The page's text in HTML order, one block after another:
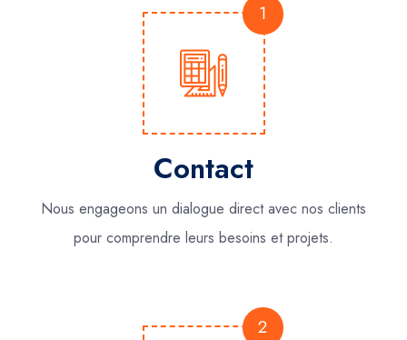
1
Contact
Nous engageons un dialogue direct avec nos clients
pour comprendre leurs besoins et projets.
2